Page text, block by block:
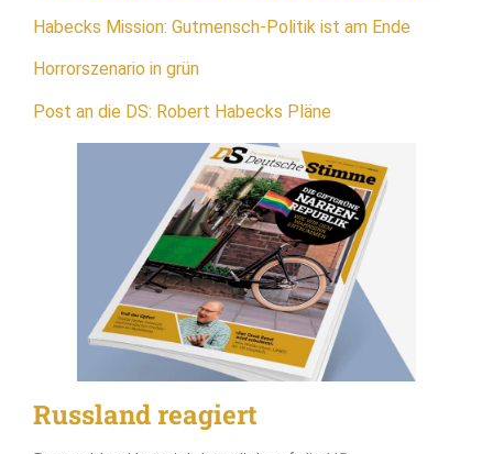
Habecks Mission: Gutmensch-Politik ist am Ende
Horrorszenario in grün
Post an die DS: Robert Habecks Pläne
Russland reagiert